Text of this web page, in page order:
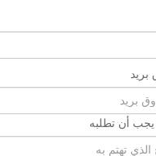
يجب أن تطلبه